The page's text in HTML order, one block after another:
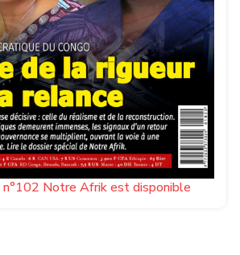
n°102 Notre Afrik est disponible